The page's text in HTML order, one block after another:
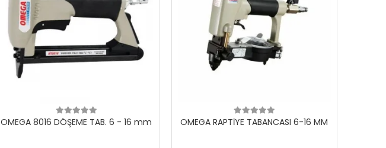
OMEGA 8016 DÖŞEME TAB. 6 - 16 mm OMEGA RAPTİYE TABANCASI 6-16 MM